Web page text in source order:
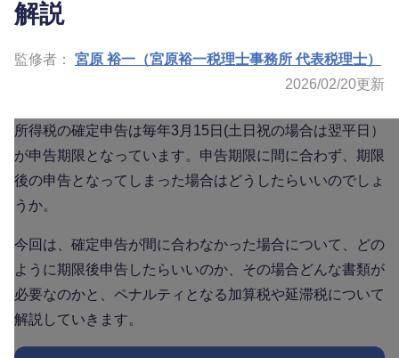
解説
監修者： 宮原 裕一（宮原裕一税理士事務所 代表税理士）
2026/02/20更新
所得税の確定申告は毎年3月15日(土日祝の場合は翌平日）
が申告期限となっています。申告期限に間に合わず、期限
後の申告となってしまった場合はどうしたらいいのでしょ
うか。
今回は、確定申告が間に合わなかった場合について、どの
ように期限後申告したらいいのか、その場合どんな書類が
必要なのかと、ペナルティとなる加算税や延滞税について
解説していきます。